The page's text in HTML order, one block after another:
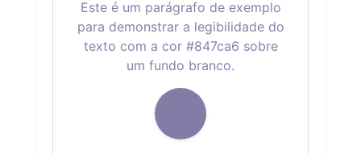
Este é um parágrafo de exemplo
para demonstrar a legibilidade do
texto com a cor #847ca6 sobre
um fundo branco.